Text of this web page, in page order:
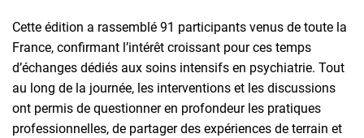
Cette édition a rassemblé 91 participants venus de toute la
France, confirmant l’intérêt croissant pour ces temps
d’échanges dédiés aux soins intensifs en psychiatrie. Tout
au long de la journée, les interventions et les discussions
ont permis de questionner en profondeur les pratiques
professionnelles, de partager des expériences de terrain et